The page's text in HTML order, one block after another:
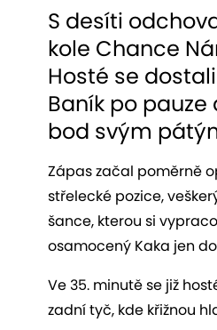
S desíti
kole Chance
Hosté se
Baník po
bod svým
Zápas začal poměrně
střelecké pozice,
šance, kterou si
osamocený Kaka jen
Ve 35. minutě se již
zadní tyč, kde křižnou